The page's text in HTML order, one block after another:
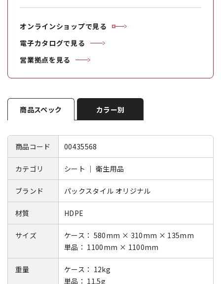
オンラインショップで見る
電子カタログで見る
営業拠点を見る
商品スペック カラー別
商品コード 00435568
カテゴリ シート ｜ 衛生用品
ブランド パックスタイル オリジナル
材質 HDPE
サイズ
ケース： 580mm × 310mm × 135mm
単品： 1100mm × 1100mm
重量
ケース： 12kg
単品： 11.5g